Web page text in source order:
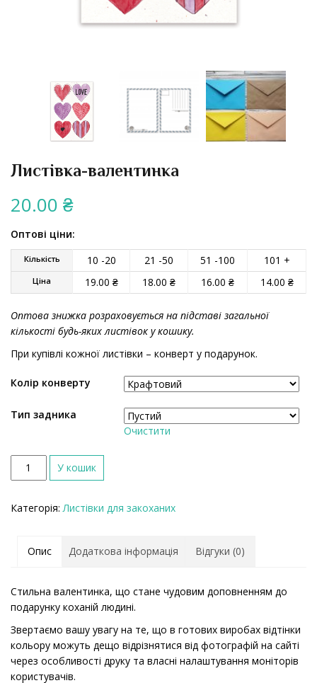
Листівка-валентинка
20.00 ₴
Оптові ціни:
Кількість 10 -20 21 -50 51 -100 101 +
Ціна 19.00 ₴ 18.00 ₴ 16.00 ₴ 14.00 ₴
Оптова знижка розраховується на підставі загальної
кількості будь-яких листівок у кошику.
При купівлі кожної листівки – конверт у подарунок.
Колір конверту
Тип задника
Очистити
і
ь
ь
У кошик
Категорія:Листівки для закоханих
Опис Додаткова інформація Відгуки (0)
Стильна валентинка, що стане чудовим доповненням до
подарунку коханій людині.
Звертаємо вашу увагу на те, що в готових виробах відтінки
кольору можуть дещо відрізнятися від фотографій на сайті
через особливості друку та власні налаштування моніторів
користувачів.